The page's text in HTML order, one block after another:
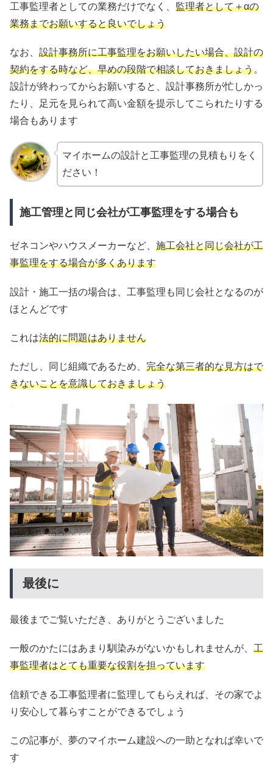
工事監理者としての業務だけでなく、 監理者として＋αの
業務までお願いすると良いでしょう
なお、 設計事務所に工事監理をお願いしたい場合、設計の
契約をする時など、早めの段階で相談しておきましょう。
設計が終わってからお願いすると、設計事務所が忙しかっ
たり、足元を見られて高い金額を提示してこられたりする
場合もあります
マイホームの設計と工事監理の見積もりをく
ださい！
施工管理と同じ会社が工事監理をする場合も
ゼネコンやハウスメーカーなど、 施工会社と同じ会社が工
事監理をする場合が多くあります
設計・施工一括の場合は、工事監理も同じ会社となるのが
ほとんどです
これは法的に問題はありません
ただし、同じ組織であるため、 完全な第三者的な見方はで
きないことを意識しておきましょう
最後に
最後までご覧いただき、ありがとうございました
一般のかたにはあまり馴染みがないかもしれませんが、 工
事監理者はとても重要な役割を担っています
信頼できる工事監理者に監理してもらえれば、その家でよ
り安心して暮らすことができるでしょう
この記事が、夢のマイホーム建設への一助となれば幸いで
す